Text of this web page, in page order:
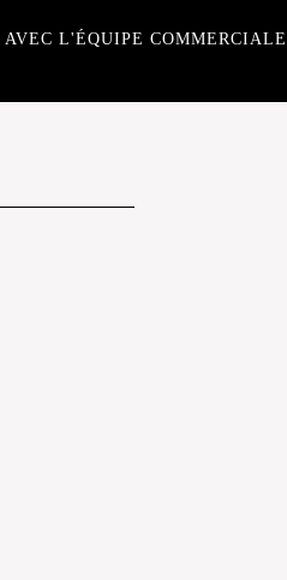
L'ÉQUIPE COMMERCIALE